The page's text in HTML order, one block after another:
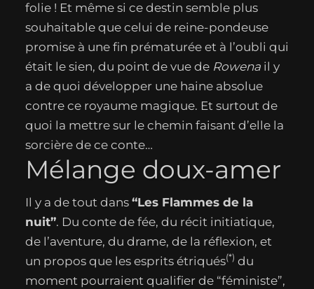
folie ! Et même si ce destin semble plus
souhaitable que celui de reine-pondeuse
promise à une fin prématurée et à l’oubli qui
était le sien, du point de vue de Rowena il y
a de quoi développer une haine absolue
contre ce royaume magique. Et surtout de
quoi la mettre sur le chemin faisant d’elle la
sorcière de ce conte…
Mélange doux-amer
Il y a de tout dans “Les Flammes de la
nuit”. Du conte de fée, du récit initiatique,
de l’aventure, du drame, de la réflexion, et
un propos que les esprits étriqués(*) du
moment pourraient qualifier de “féministe”,